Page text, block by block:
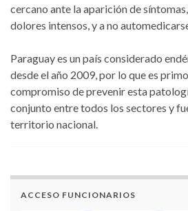
cercano ante la aparición de
dolores intensos, y a no
Paraguay es un país considerado
desde el año 2009, por lo que es
compromiso de prevenir esta
conjunto entre todos los sectores y
territorio nacional.
ACCESO FUNCIONARIOS